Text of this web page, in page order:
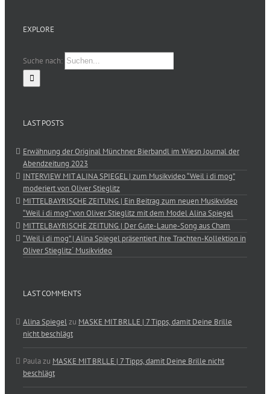
EXPLORE
Suche nach:
LAST POSTS
Erwähnung der Original Münchner Bierbandl im Wiesn Journal der
Abendzeitung 2023
INTERVIEW MIT ALINA SPIEGEL | zum Musikvideo “Weil i di mog”
moderiert von Oliver Stieglitz
MITTELBAYRISCHE ZEITUNG | Ein Beitrag zum neuen Musikvideo
“Weil i di mog” von Oliver Stieglitz mit dem Model Alina Spiegel
MITTELBAYRISCHE ZEITUNG | Der Gute-Laune-Song aus Cham
“Weil i di mog” | Alina Spiegel präsentiert ihre Trachten-Kollektion in
Oliver Stieglitz´ Musikvideo
LAST COMMENTS
Alina Spiegelzu MASKE MIT BRLLE | 7 Tipps, damit Deine Brille
nicht beschlägt
Paulazu MASKE MIT BRLLE | 7 Tipps, damit Deine Brille nicht
beschlägt